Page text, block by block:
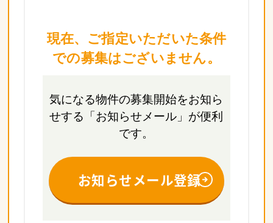
現在、ご指定いただいた条件
での募集はございません。
気になる物件の募集開始をお知ら
せする
「お知らせメール」が便利
です。
お知らせメール登録